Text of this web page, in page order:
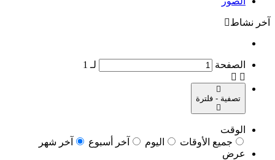
آخر نشاط
الصفحة لـ 1
تصفية - فلترة
الوقت
جميع الأوقات
اليوم آخر أسبوع
آخر شهر
عرض